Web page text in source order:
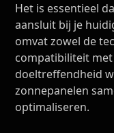
Het is essentieel
aansluit bij je
omvat zowel de
compatibiliteit
doeltreffendheid
zonnepanelen
optimaliseren.